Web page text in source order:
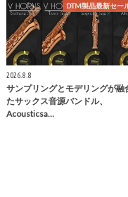
DTM製品最新セー
2026.8.8
サンプリングとモデリングが融
たサックス音源バンドル、
Acousticsa…